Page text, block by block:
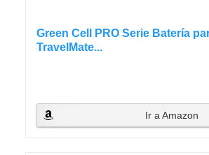
Green Cell PRO Serie Batería
TravelMate...
Ir a Amazon